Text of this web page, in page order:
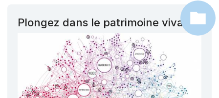
Plongez dans le patrimoine vivant !